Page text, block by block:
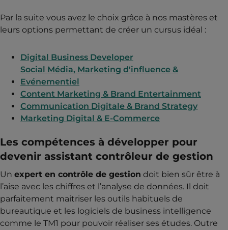
Par la suite vous avez le choix grâce à nos mastères et
leurs options permettant de créer un cursus idéal :
Digital Business Developer
Social Média, Marketing d'influence &
Evénementiel
Content Marketing & Brand Entertainment
Communication Digitale & Brand Strategy
Marketing Digital & E-Commerce
Les compétences à développer pour
devenir assistant contrôleur de gestion
Un expert en contrôle de gestion doit bien sûr être à
l’aise avec les chiffres et l’analyse de données. Il doit
parfaitement maitriser les outils habituels de
bureautique et les logiciels de business intelligence
comme le TM1 pour pouvoir réaliser ses études. Outre